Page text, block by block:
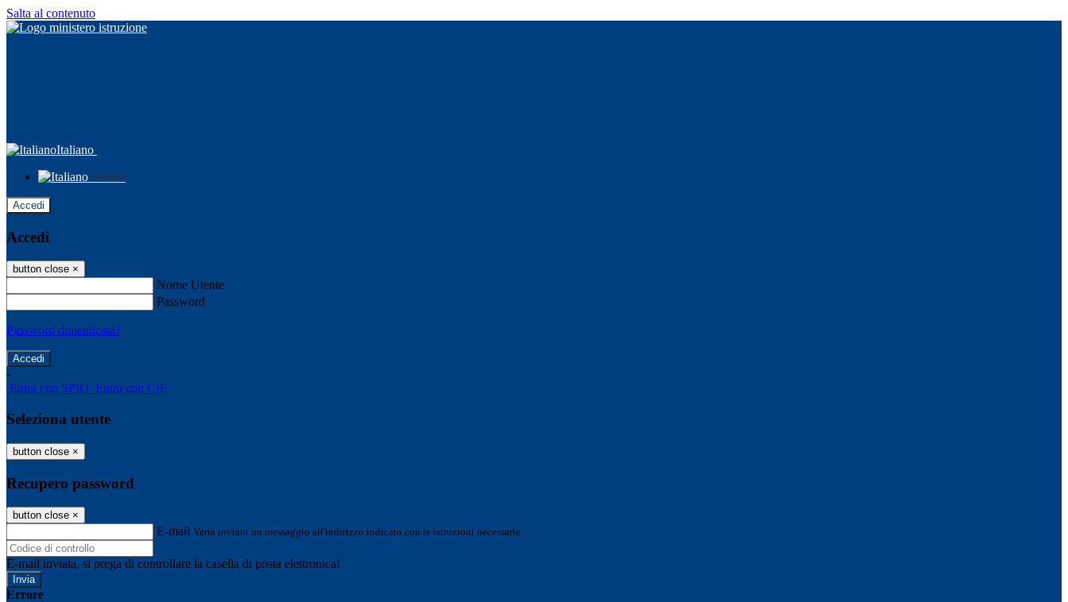
Salta al contenuto
Italiano
Italiano
Accedi
Accedi
button close ×
Nome Utente
Password
Password dimenticata?
-
Entra con SPID Entra con CIE
Seleziona utente
button close ×
Recupero password
button close ×
E-mail Verrà inviato un messaggio all'indirizzo indicato con le istruzioni necessarie.
E-mail inviata, si prega di controllare la casella di posta elettronica!
Errore